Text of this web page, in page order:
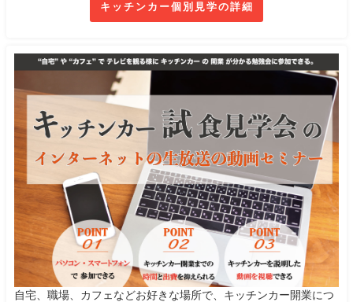
キッチンカー個別見学の詳細
自宅、職場、カフェなどお好きな場所で、キッチンカー開業につ